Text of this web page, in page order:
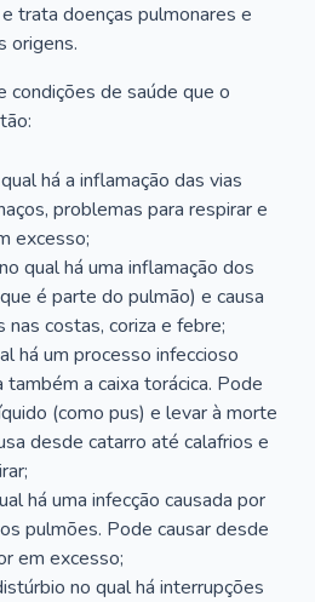
trata doenças pulmonares e
origens.
condições de saúde que o
há a inflamação das vias
problemas para respirar e
excesso;
qual há uma inflamação dos
é parte do pulmão) e causa
costas, coriza e febre;
há um processo infeccioso
a caixa torácica. Pode
(como pus) e levar à morte
desde catarro até calafrios e
há uma infecção causada por
pulmões. Pode causar desde
em excesso;
no qual há interrupções